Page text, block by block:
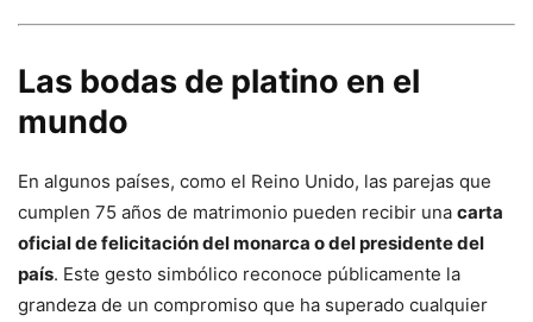
Las bodas de platino en el
mundo
En algunos países, como el Reino Unido, las parejas que
cumplen 75 años de matrimonio pueden recibir una carta
oficial de felicitación del monarca o del presidente del
país. Este gesto simbólico reconoce públicamente la
grandeza de un compromiso que ha superado cualquier